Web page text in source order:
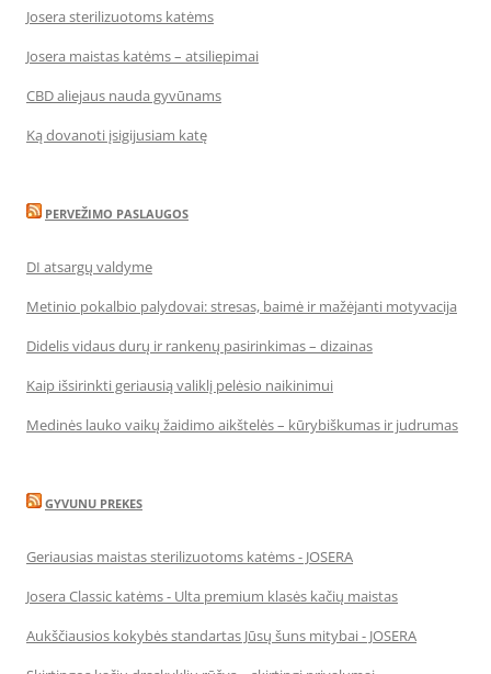
Josera sterilizuotoms katėms
Josera maistas katėms – atsiliepimai
CBD aliejaus nauda gyvūnams
Ką dovanoti įsigijusiam katę
PERVEŽIMO PASLAUGOS
DI atsargų valdyme
Metinio pokalbio palydovai: stresas, baimė ir mažėjanti motyvacija
Didelis vidaus durų ir rankenų pasirinkimas – dizainas
Kaip išsirinkti geriausią valiklį pelėsio naikinimui
Medinės lauko vaikų žaidimo aikštelės – kūrybiškumas ir judrumas
GYVUNU PREKES
Geriausias maistas sterilizuotoms katėms - JOSERA
Josera Classic katėms - Ulta premium klasės kačių maistas
Aukščiausios kokybės standartas Jūsų šuns mitybai - JOSERA